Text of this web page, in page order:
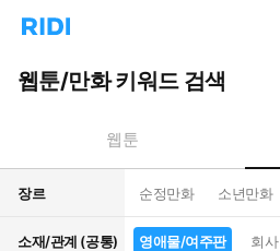
리
홈
으
턴
트
웹툰/만화 키워드 검색
웹툰
장르 순정만화 소년만화
소재/관계 (공통) 영애물/여주판 회사